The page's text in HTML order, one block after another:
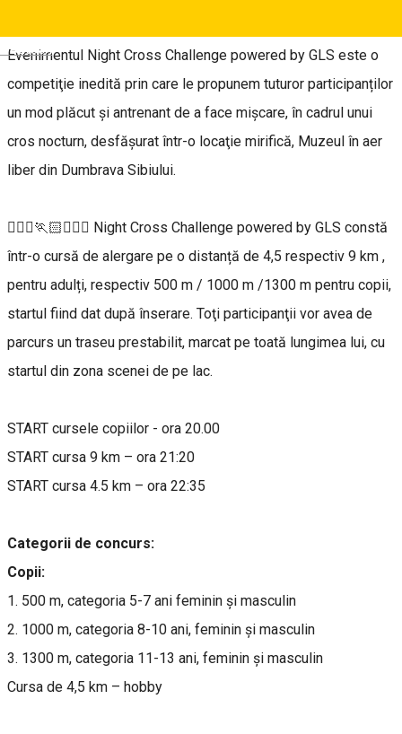
Deutsch
Evenimentul Night Cross Challenge powered by GLS este o
competiţie inedită prin care le propunem tuturor participanților
un mod plăcut şi antrenant de a face mişcare, în cadrul unui
cros nocturn, desfăşurat într-o locaţie mirifică, Muzeul în aer
liber din Dumbrava Sibiului.
🏃🏻‍♀️🏃🏻🏃🏽‍♂️ Night Cross Challenge powered by GLS constă
într-o cursă de alergare pe o distanță de 4,5 respectiv 9 km ,
pentru adulți, respectiv 500 m / 1000 m /1300 m pentru copii,
startul fiind dat după înserare. Toţi participanţii vor avea de
parcurs un traseu prestabilit, marcat pe toată lungimea lui, cu
startul din zona scenei de pe lac.
START cursele copiilor - ora 20.00
START cursa 9 km – ora 21:20
START cursa 4.5 km – ora 22:35
Categorii de concurs:
Copii:
1. 500 m, categoria 5-7 ani feminin şi masculin
2. 1000 m, categoria 8-10 ani, feminin și masculin
3. 1300 m, categoria 11-13 ani, feminin și masculin
Cursa de 4,5 km – hobby